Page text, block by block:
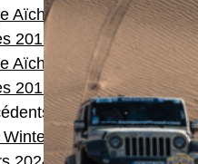
Aïcha des
2018
Aïcha des
2017